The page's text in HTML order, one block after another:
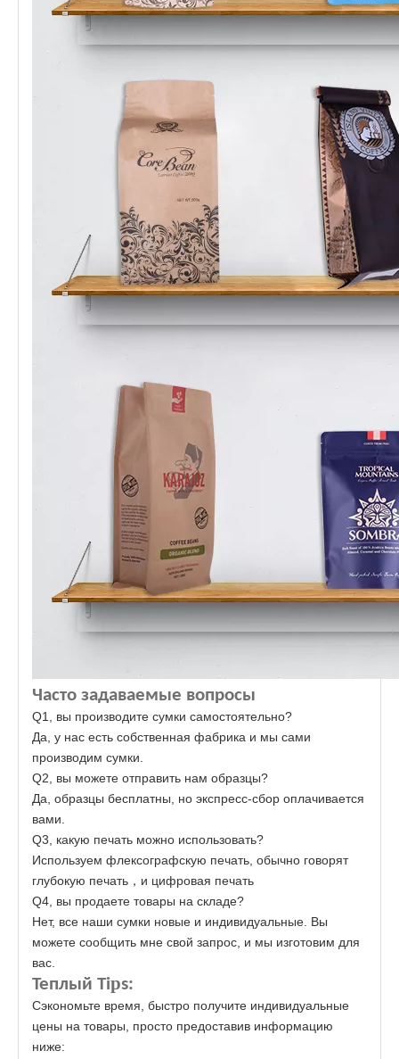
Часто задаваемые вопросы
Q1, вы производите сумки самостоятельно?
Да, у нас есть собственная фабрика и мы сами
производим сумки.
Q2, вы можете отправить нам образцы?
Да, образцы бесплатны, но экспресс-сбор оплачивается
вами.
Q3, какую печать можно использовать?
Используем флексографскую печать, обычно говорят
глубокую печать ， и цифровая печать
Q4, вы продаете товары на складе?
Нет, все наши сумки новые и индивидуальные. Вы
можете сообщить мне свой запрос, и мы изготовим для
вас.
Теплый Tips:
Сэкономьте время, быстро получите индивидуальные
цены на товары, просто предоставив информацию
ниже: